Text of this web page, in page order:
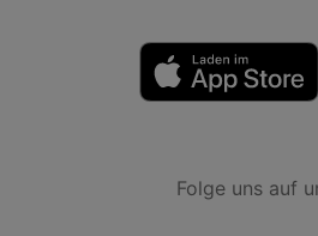
Folge uns auf